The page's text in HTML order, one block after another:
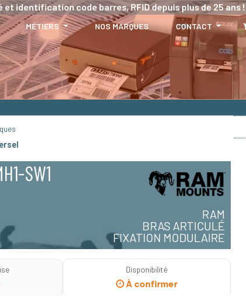
identification code barres, RFID depuis plus de 25 ans !
MÉTIERS NOS MARQUES CONTACT
SW1
RAM
BRAS ARTICULÉ
FIXATION MODULAIRE
Disponibilité
À confirmer